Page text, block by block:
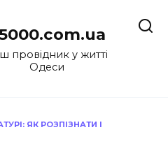
провідник у житті
Одеси
ЯК РОЗПІЗНАТИ І